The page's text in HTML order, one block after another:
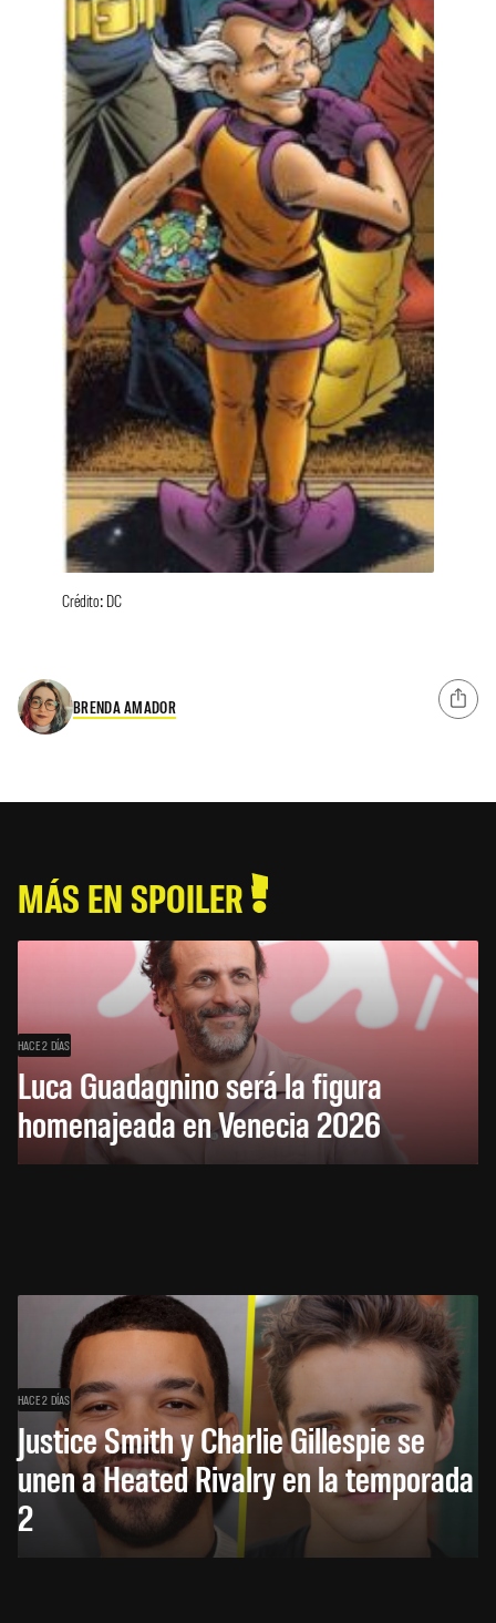
Crédito: DC
BRENDA AMADOR
MÁS EN SPOILER
HACE 2 DÍAS
Luca Guadagnino será la figura
homenajeada en Venecia 2026
HACE 2 DÍAS
Justice Smith y Charlie Gillespie se
unen a Heated Rivalry en la temporada
2